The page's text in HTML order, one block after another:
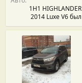
1H1 HIGHLANDER
2014 Luxe V6 был